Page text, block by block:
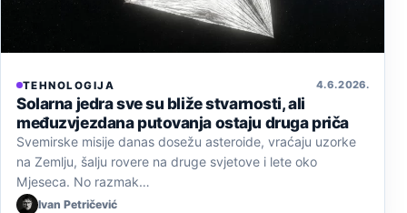
TEHNOLOGIJA 4. 6. 2026.
Solarna jedra sve su bliže stvarnosti, ali
međuzvjezdana putovanja ostaju druga priča
Svemirske misije danas dosežu asteroide, vraćaju uzorke
na Zemlju, šalju rovere na druge svjetove i lete oko
Mjeseca. No razmak…
Ivan Petričević